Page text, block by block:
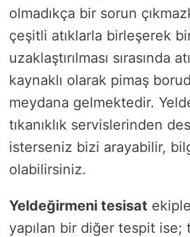
olmadıkça bir sorun
çeşitli atıklarla birleşerek
uzaklaştırılması sırasında
kaynaklı olarak pimaş
meydana gelmektedir.
tıkanıklık servislerinden
isterseniz bizi arayabilir,
olabilirsiniz.
Yeldeğirmeni tesisat
yapılan bir diğer tespit ise;